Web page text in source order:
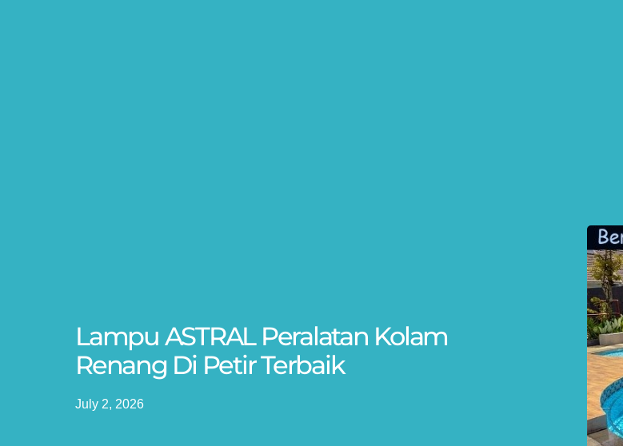
Lampu ASTRAL Peralatan Kolam
Renang Di Petir Terbaik
July 2, 2026